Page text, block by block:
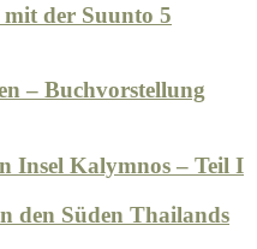
der Suunto 5
– Buchvorstellung
Insel Kalymnos – Teil I
den Süden Thailands